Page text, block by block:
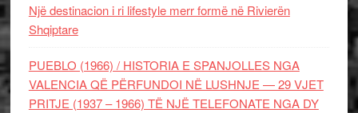
Një destinacion i ri lifestyle merr formë në Rivierën
Shqiptare
PUEBLO (1966) / HISTORIA E SPANJOLLES NGA
VALENCIA QË PËRFUNDOI NË LUSHNJE — 29 VJET
PRITJE (1937 – 1966) TË NJË TELEFONATE NGA DY